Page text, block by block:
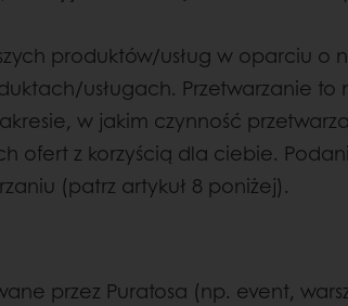
produktów/usług w oparciu o
usługach. Przetwarzanie to
w jakim czynność
ofert z korzyścią dla ciebie.
(patrz artykuł 8 poniżej).
przez Puratosa (np. event,